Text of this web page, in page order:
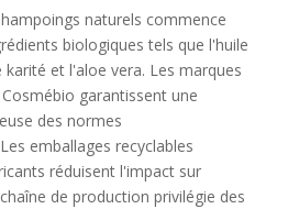
naturels commence
biologiques tels que l'huile
karité et l'aloe vera. Les marques
garantissent une
des normes
emballages recyclables
réduisent l'impact sur
de production privilégie des